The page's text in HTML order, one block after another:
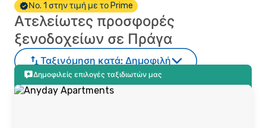
Νο. 1 στην τιμή με το Prime
Ατελείωτες προσφορές
ξενοδοχείων σε Πράγα
Ταξινόμηση κατά: Δημοφιλή
Δημοφιλείς επιλογές ταξιδιωτών μας